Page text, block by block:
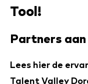
Tool!
Partners
Lees hier de
Talent Valley